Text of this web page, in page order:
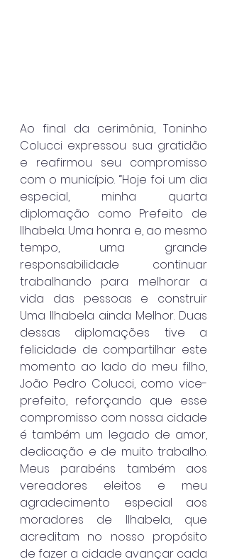
Ao final da cerimônia, Toninho
Colucci expressou sua gratidão
e reafirmou seu compromisso
com o município. “Hoje foi um dia
especial, minha quarta
diplomação como Prefeito de
Ilhabela. Uma honra e, ao mesmo
tempo, uma grande
responsabilidade continuar
trabalhando para melhorar a
vida das pessoas e construir
Uma Ilhabela ainda Melhor. Duas
dessas diplomações tive a
felicidade de compartilhar este
momento ao lado do meu filho,
João Pedro Colucci, como vice-
prefeito, reforçando que esse
compromisso com nossa cidade
é também um legado de amor,
dedicação e de muito trabalho.
Meus parabéns também aos
vereadores eleitos e meu
agradecimento especial aos
moradores de Ilhabela, que
acreditam no nosso propósito
de fazer a cidade avançar cada